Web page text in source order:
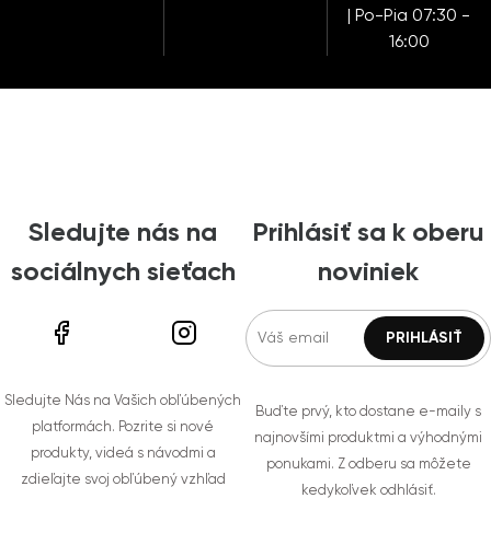
| Po-Pia 07:30 -
16:00
Sledujte nás na
sociálnych sieťach
Sledujte Nás na Vašich obľúbených
platformách. Pozrite si nové
produkty, videá s návodmi a
zdieľajte svoj obľúbený vzhľad
Prihlásiť sa k oberu
noviniek
Buďte prvý, kto dostane e-maily s
najnovšími produktmi a výhodnými
ponukami. Z odberu sa môžete
kedykoľvek odhlásiť.